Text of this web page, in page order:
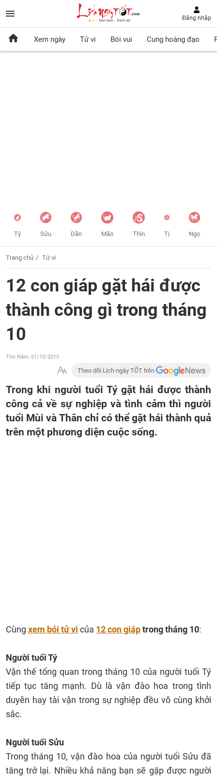
Đăng nhập
Xem ngày Tử vi Bói vui Cung hoàng đạo
Tý Sửu Dần Mão Thìn Tị Ngọ
Trang chủ Tử vi
12 con giáp gặt hái được
thành công gì trong tháng
10
Thứ Năm, 01/10/2015
Theo dõi Lịch ngày TỐT trên
Trong khi người tuổi Tý gặt hái được thành
công cả về sự nghiệp và tình cảm thì người
tuổi Mùi và Thân chỉ có thể gặt hái thành quả
trên một phương diện cuộc sống.
Cùng xem bói tử vi của 12 con giáptrong tháng 10:
Người tuổi Tý
Vận thế tổng quan trong tháng 10 của người tuổi Tý
tiếp tục tăng mạnh. Dù là vận đào hoa trong tình
duyên hay tài vận trong sự nghiệp đều vô cùng khởi
sắc.
Người tuổi Sửu
Trong tháng 10, vận đào hoa của người tuổi Sửu đã
tăng trở lại. Nhiều khả năng bạn sẽ gặp được người